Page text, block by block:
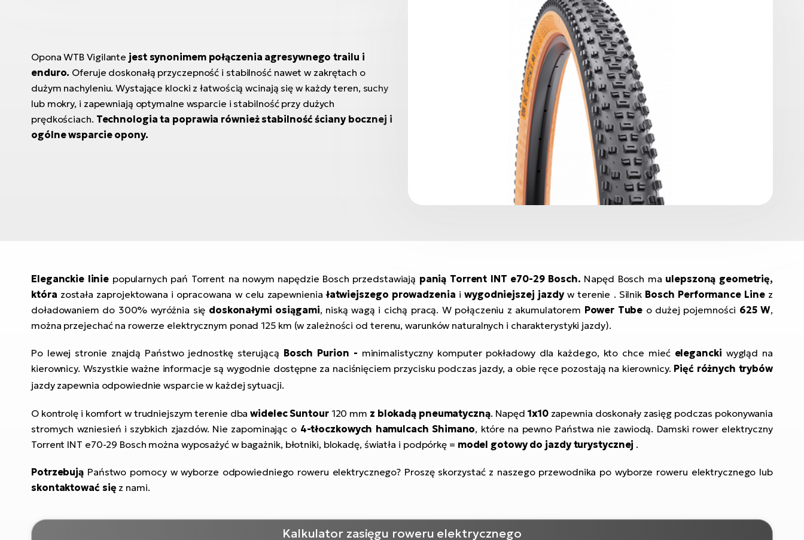
Opona WTB Vigilante jest synonimem połączenia agresywnego trailu i
enduro. Oferuje doskonałą przyczepność i stabilność nawet w zakrętach o
dużym nachyleniu. Wystające klocki z łatwością wcinają się w każdy teren, suchy
lub mokry, i zapewniają optymalne wsparcie i stabilność przy dużych
prędkościach. Technologia ta poprawia również stabilność ściany bocznej i
ogólne wsparcie opony.
Eleganckie linie popularnych pań Torrent na nowym napędzie Bosch przedstawiają panią Torrent INT e70-29 Bosch. Napęd Bosch ma ulepszoną geometrię,
która została zaprojektowana i opracowana w celu zapewnienia łatwiejszego prowadzenia i wygodniejszej jazdy w terenie . Silnik Bosch Performance Linez
doładowaniem do 300% wyróżnia się doskonałymi osiągami, niską wagą i cichą pracą. W połączeniu z akumulatorem Power Tube o dużej pojemności 625 W,
można przejechać na rowerze elektrycznym ponad 125 km (w zależności od terenu, warunków naturalnych i charakterystyki jazdy).
Po lewej stronie znajdą Państwo jednostkę sterującą Bosch Purion - minimalistyczny komputer pokładowy dla każdego, kto chce mieć elegancki wygląd na
kierownicy. Wszystkie ważne informacje są wygodnie dostępne za naciśnięciem przycisku podczas jazdy, a obie ręce pozostają na kierownicy. Pięć różnych trybów
jazdy zapewnia odpowiednie wsparcie w każdej sytuacji.
O kontrolę i komfort w trudniejszym terenie dba widelecSuntour120 mm z blokadą pneumatyczną. Napęd 1x10 zapewnia doskonały zasięg podczas pokonywania
stromych wzniesień i szybkich zjazdów. Nie zapominając o 4-tłoczkowych hamulcach Shimano, które na pewno Państwa nie zawiodą. Damski rower elektryczny
Torrent INT e70-29 Bosch można wyposażyć w bagażnik, błotniki, blokadę, światła i podpórkę = model gotowy do jazdy turystycznej .
Potrzebują Państwo pomocy w wyborze odpowiedniego roweru elektrycznego? Proszę skorzystać z naszego przewodnika po wyborze roweru elektrycznego lub
skontaktować się z nami.
Kalkulator zasięgu roweru elektrycznego